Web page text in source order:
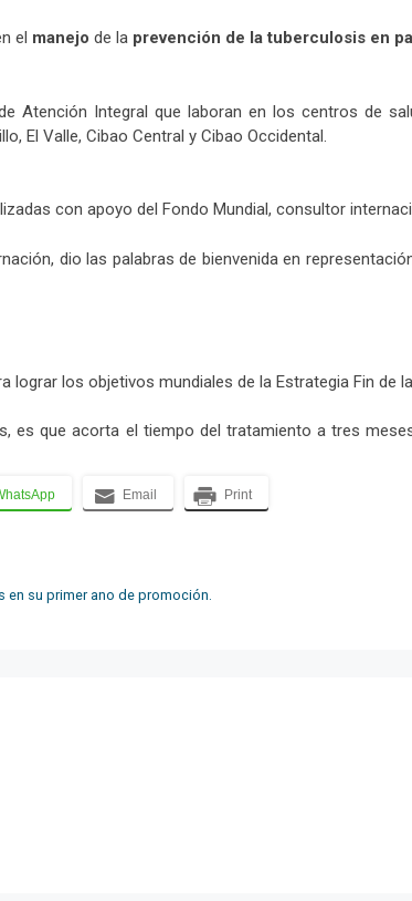
el manejo de la prevención de la tuberculosis en
Atención Integral que laboran en los centros de
El Valle, Cibao Central y Cibao Occidental.
con apoyo del Fondo Mundial, consultor
dio las palabras de bienvenida en
lograr los objetivos mundiales de la Estrategia Fin de
es que acorta el tiempo del tratamiento a tres
Email Print
en su primer ano de promoción.